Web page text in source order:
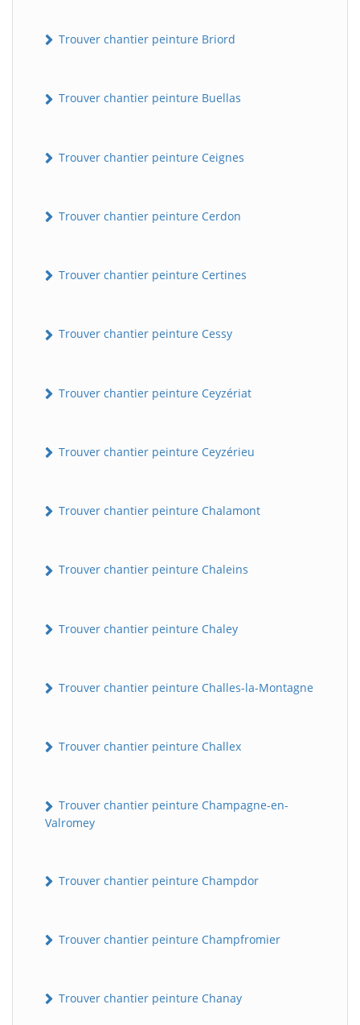
Trouver chantier peinture Briord
Trouver chantier peinture Buellas
Trouver chantier peinture Ceignes
Trouver chantier peinture Cerdon
Trouver chantier peinture Certines
Trouver chantier peinture Cessy
Trouver chantier peinture Ceyzériat
Trouver chantier peinture Ceyzérieu
Trouver chantier peinture Chalamont
Trouver chantier peinture Chaleins
Trouver chantier peinture Chaley
Trouver chantier peinture Challes-la-Montagne
Trouver chantier peinture Challex
Trouver chantier peinture Champagne-en-
Valromey
Trouver chantier peinture Champdor
Trouver chantier peinture Champfromier
Trouver chantier peinture Chanay